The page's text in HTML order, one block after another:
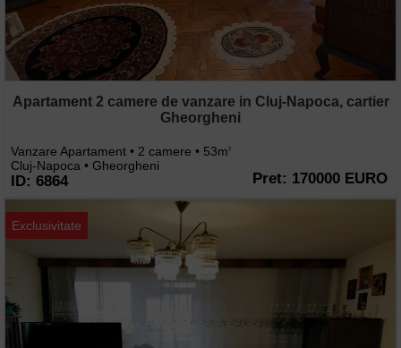
Apartament 2 camere de vanzare in Cluj-Napoca, cartier
Gheorgheni
Vanzare Apartament • 2 camere • 53m2
Cluj-Napoca • Gheorgheni
ID: 6864 Pret: 170000 EURO
Exclusivitate